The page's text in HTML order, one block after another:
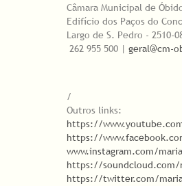
Câmara Municipal de
Edifício dos Paços do
Largo de S. Pedro - 2510-
262 955 500 | geral@cm-
/
Outros links:
https://
https://
www.instagram.com/
https://soundcloud.com/
https://twitter.com/